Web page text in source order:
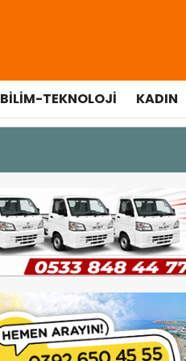
BILIM-TEKNOLOJI KADIN